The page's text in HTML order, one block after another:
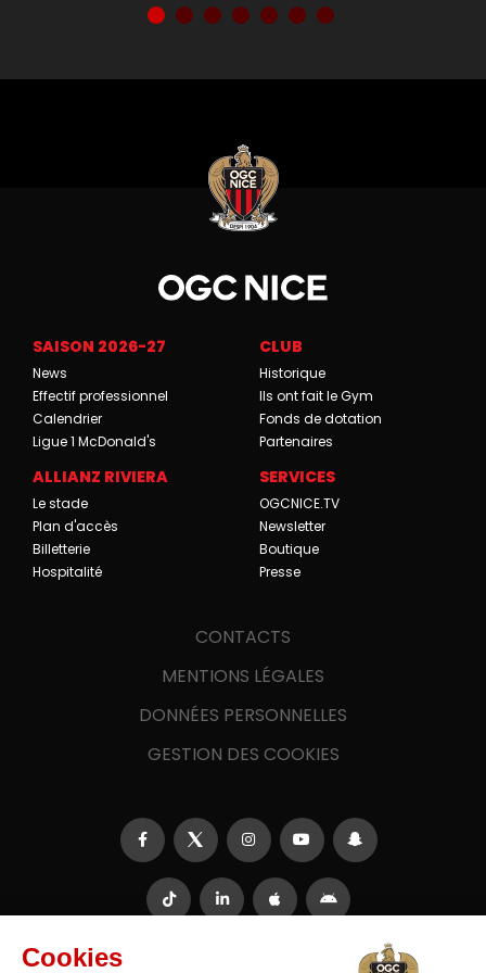
SAISON 2026-27
News
Effectif professionnel
Calendrier
Ligue 1 McDonald's
CLUB
Historique
Ils ont fait le Gym
Fonds de dotation
Partenaires
ALLIANZ RIVIERA
Le stade
Plan d'accès
Billetterie
Hospitalité
SERVICES
OGCNICE.TV
Newsletter
Boutique
Presse
CONTACTS
MENTIONS LÉGALES
DONNÉES PERSONNELLES
GESTION DES COOKIES